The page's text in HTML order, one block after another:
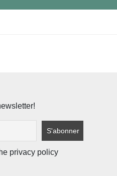
privacy policy